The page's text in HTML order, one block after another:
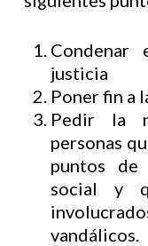
justicia
Poner fin a
Pedir la
personas
puntos
social y
vandálicos.